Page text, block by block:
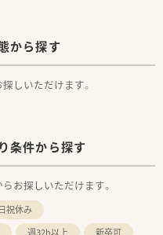
から探す
しいただけます。
条件から探す
お探しいただけます。
祝休み
週32h以上
新卒可